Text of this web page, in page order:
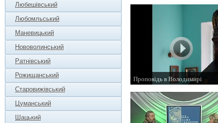
Любешівський
Любомльський
Маневицький
Нововолинський
Ратнівський
Рожищанський
Старовижівський
Цуманський
Шацький
Проповідь в Володимирі